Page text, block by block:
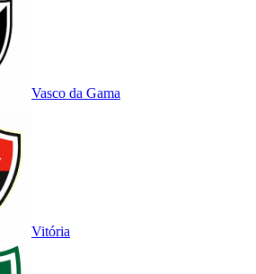
Vasco da Gama
Vitória